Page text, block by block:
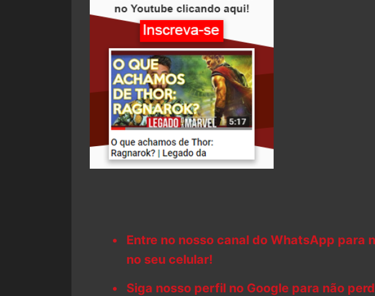
Entre no nosso canal do WhatsApp para
no seu celular!
Siga nosso perfil no Google para não